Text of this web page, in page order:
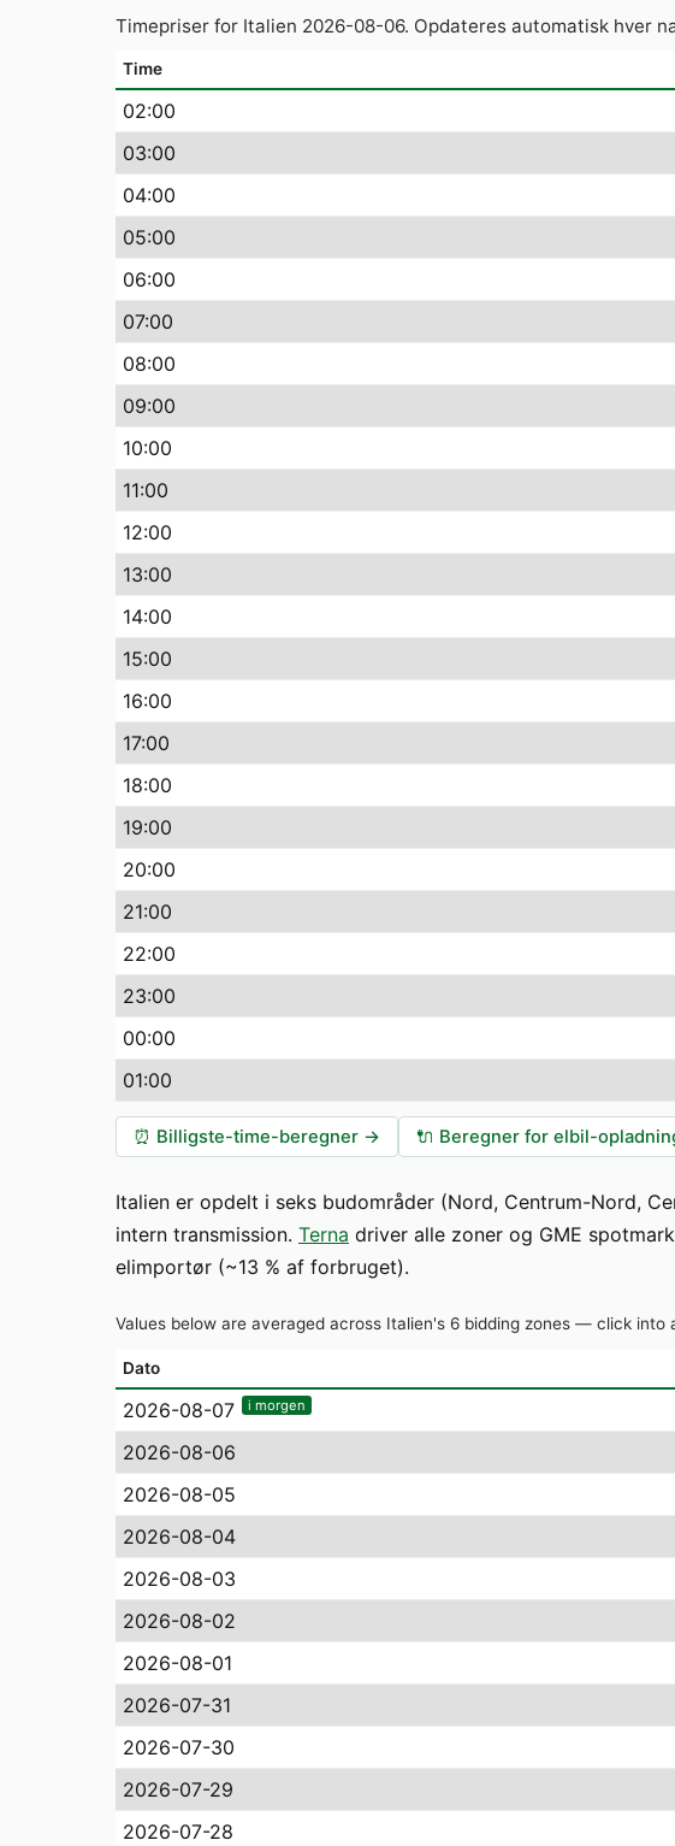
Timepriser for Italien 2026-08-06. Opdateres automatisk hver
Time
02:00
03:00
04:00
05:00
06:00
07:00
08:00
09:00
10:00
11:00
12:00
13:00
14:00
15:00
16:00
17:00
18:00
19:00
20:00
21:00
22:00
23:00
00:00
01:00
⏰ Billigste-time-beregner → 🔌 Beregner for elbil-
Italien er opdelt i seks budområder (Nord, Centrum-Nord,
intern transmission. Terna driver alle zoner og GME
elimportør (~13 % af forbruget).
Values below are averaged across Italien's 6 bidding zones — click
Dato
2026-08-07 i morgen
2026-08-06
2026-08-05
2026-08-04
2026-08-03
2026-08-02
2026-08-01
2026-07-31
2026-07-30
2026-07-29
2026-07-28